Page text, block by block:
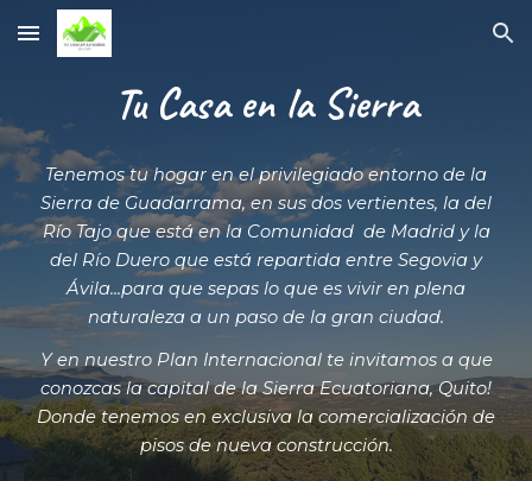
Skip to main content Skip to navigation
Tu Casa en la Sierra
Tenemos tu hogar en el privilegiado entorno de la
Sierra de Guadarrama, en sus dos vertientes, la del
Río Tajo que está en la Comunidad de Madrid y la
del Río Duero que está repartida entre Segovia y
Ávila...para que sepas lo que es vivir en plena
naturaleza a un paso de la gran ciudad.
Y en nuestro Plan Internacional te invitamos a que
conozcas la capital de la Sierra Ecuatoriana, Quito!
Donde tenemos en exclusiva la comercialización de
pisos de nueva construcción.